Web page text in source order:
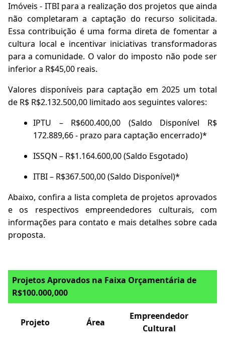
Imóveis - ITBI para a realização dos projetos que ainda
não completaram a captação do recurso solicitada.
Essa contribuição é uma forma direta de fomentar a
cultura local e incentivar iniciativas transformadoras
para a comunidade. O valor do imposto não pode ser
inferior a R$45,00 reais.
Valores disponíveis para captação em 2025 um total
de R$ R$2.132.500,00 limitado aos seguintes valores:
IPTU – R$600.400,00 (Saldo Disponível R$
172.889,66 - prazo para captação encerrado)*
ISSQN – R$1.164.600,00 (Saldo Esgotado)
ITBI – R$367.500,00 (Saldo Disponível)*
Abaixo, confira a lista completa de projetos aprovados
e os respectivos empreendedores culturais, com
informações para contato e mais detalhes sobre cada
proposta.
Projetos Aprovados na Faixa Orçamentária de
R$100.000,000
Projeto Área
Empreendedor
Cultural